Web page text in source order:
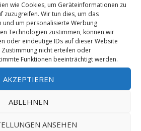
wie Cookies, um Geräteinformationen zu
Wir tun dies, um das
und um personalisierte Werbung
Technologien zustimmen, können wir
oder eindeutige IDs auf dieser Website
Zustimmung nicht erteilen oder
Funktionen beeinträchtigt werden.
AKZEPTIEREN
ABLEHNEN
ANSEHEN